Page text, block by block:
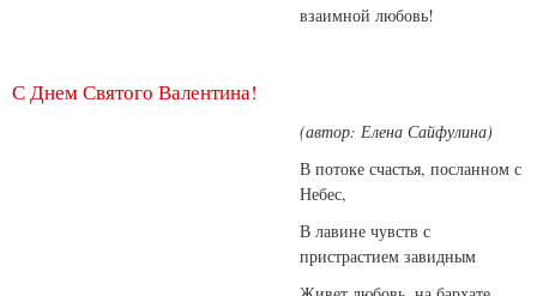
взаимной любовь!
С Днем Святого Валентина!
(автор: Елена Сайфулина)
В потоке счастья, посланном с
Небес,
В лавине чувств с
пристрастием завидным